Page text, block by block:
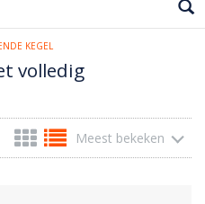
KEGEL
volledig
Meest bekeken